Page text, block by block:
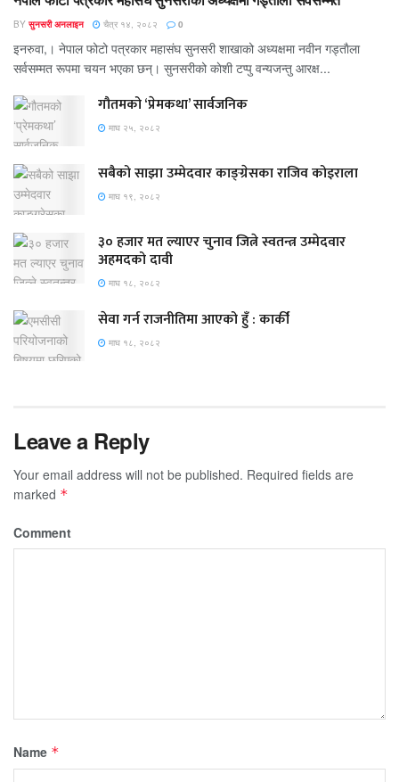
BY सुनसरी अनलाइन चैत्र १४, २०८२ 0
इनरुवा,। नेपाल फोटो पत्रकार महासंघ सुनसरी शाखाको अध्यक्षमा नवीन गड्ताैला
सर्वसम्मत रूपमा चयन भएका छन्। सुनसरीको काेशी टप्पु वन्यजन्तु आरक्ष...
गौतमको ‘प्रेमकथा’ सार्वजनिक
माघ २५, २०८२
सबैको साझा उम्मेदवार काङ्ग्रेसका राजिव कोइराला
माघ १९, २०८२
३० हजार मत ल्याएर चुनाव जित्ने स्वतन्त्र उम्मेदवार
अहमदको दावी
माघ १८, २०८२
सेवा गर्न राजनीतिमा आएको हुँ : कार्की
माघ १८, २०८२
Leave a Reply
Your email address will not be published. Required fields are
marked *
Comment
Name *